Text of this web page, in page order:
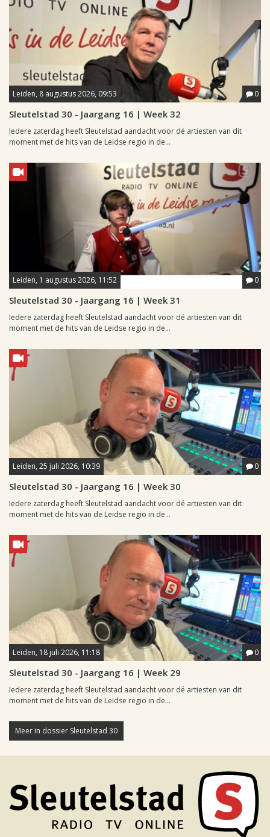
Leiden, 8 augustus 2026, 09:53 0
Sleutelstad 30 - Jaargang 16 | Week 32
Iedere zaterdag heeft Sleutelstad aandacht voor dé artiesten van dit
moment met de hits van de Leidse regio in de...
Leiden, 1 augustus 2026, 11:52 0
Sleutelstad 30 - Jaargang 16 | Week 31
Iedere zaterdag heeft Sleutelstad aandacht voor dé artiesten van dit
moment met de hits van de Leidse regio in de...
Leiden, 25 juli 2026, 10:39 0
Sleutelstad 30 - Jaargang 16 | Week 30
Iedere zaterdag heeft Sleutelstad aandacht voor dé artiesten van dit
moment met de hits van de Leidse regio in de...
Leiden, 18 juli 2026, 11:18 0
Sleutelstad 30 - Jaargang 16 | Week 29
Iedere zaterdag heeft Sleutelstad aandacht voor dé artiesten van dit
moment met de hits van de Leidse regio in de...
Meer in dossier Sleutelstad 30